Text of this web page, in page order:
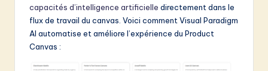
capacités d’intelligence artificielle directement dans le
flux de travail du canvas. Voici comment Visual Paradigm
AI automatise et améliore l’expérience du Product
Canvas :